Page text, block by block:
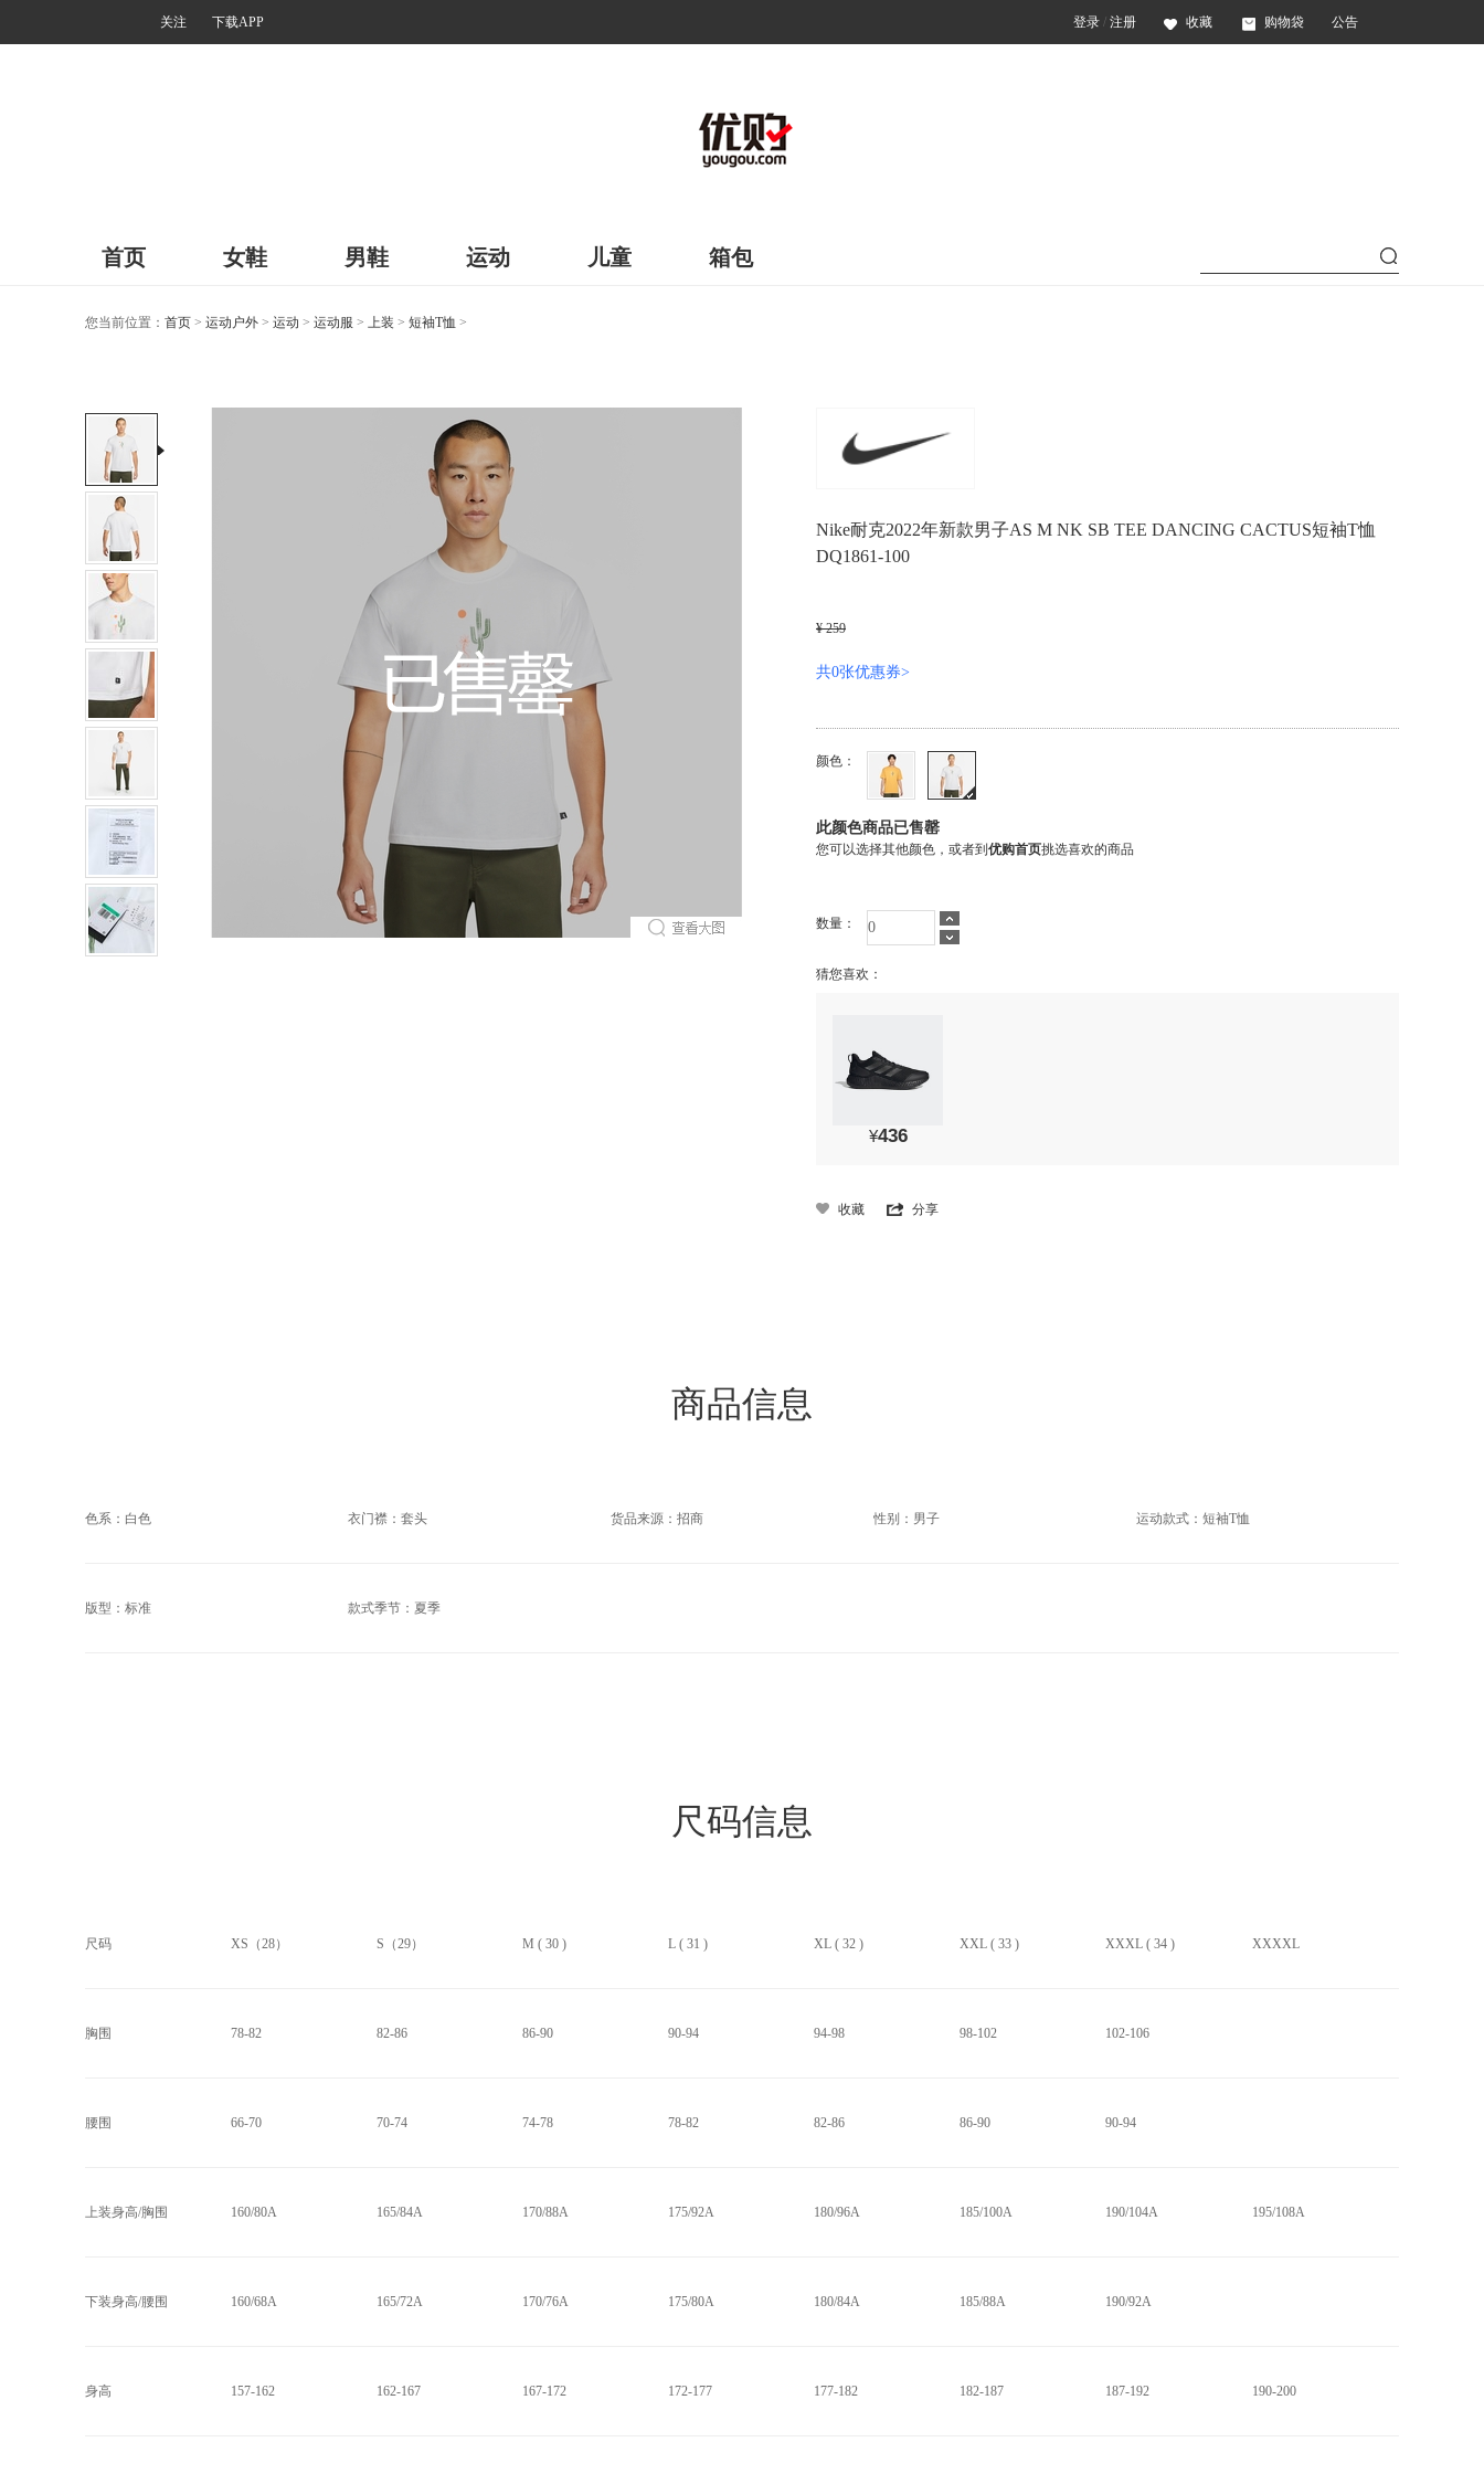
关注 下载APP 登录 / 注册 收藏 购物袋 公告
首页 女鞋 男鞋 运动 儿童 箱包
您当前位置： 首页 > 运动户外 > 运动 > 运动服 > 上装 > 短袖T恤 >
Nike耐克2022年新款男子AS M NK SB TEE DANCING CACTUS短袖T恤
DQ1861-100
¥ 259
共0张优惠券>
颜色：
此颜色商品已售罄
您可以选择其他颜色，或者到 优购首页挑选喜欢的商品
数量：
猜您喜欢：
¥436
收藏 分享
商品信息
色系：白色 衣门襟：套头 货品来源：招商 性别：男子 运动款式：短袖T恤
版型：标准 款式季节：夏季
尺码信息
尺码 XS（28） S（29） M ( 30 ) L ( 31 ) XL ( 32 ) XXL ( 33 ) XXXL ( 34 ) XXXXL
胸围 78-82 82-86 86-90 90-94 94-98 98-102 102-106
腰围 66-70 70-74 74-78 78-82 82-86 86-90 90-94
上装身高/胸围 160/80A 165/84A 170/88A 175/92A 180/96A 185/100A 190/104A 195/108A
下装身高/腰围 160/68A 165/72A 170/76A 175/80A 180/84A 185/88A 190/92A
身高 157-162 162-167 167-172 172-177 177-182 182-187 187-192 190-200